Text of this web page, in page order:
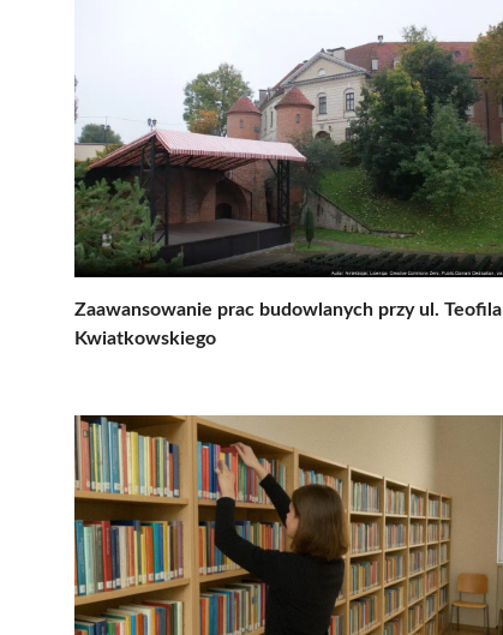
Zaawansowanie prac budowlanych przy ul. Teofila
Kwiatkowskiego